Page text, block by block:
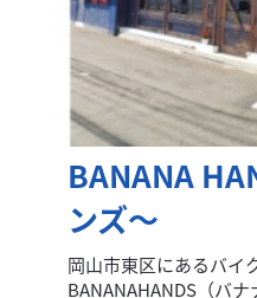
BANANA
ンズ～
岡山市東区にあるバイ
BANANAHANDS（バ